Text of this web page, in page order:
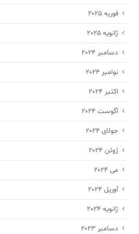
فوریه 2025
ژانویه 2025
دسامبر 2024
نوامبر 2024
اکتبر 2024
آگوست 2024
جولای 2024
ژوئن 2024
می 2024
آوریل 2024
ژانویه 2024
دسامبر 2023